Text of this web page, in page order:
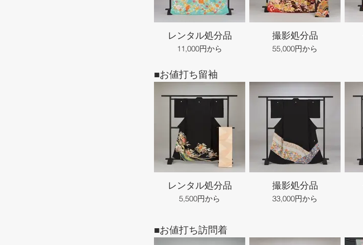
レンタル処分品
11,000円から
撮影処分品
55,000円から
■お値打ち留袖
レンタル処分品
5,500円から
撮影処分品
33,000円から
■お値打ち訪問着